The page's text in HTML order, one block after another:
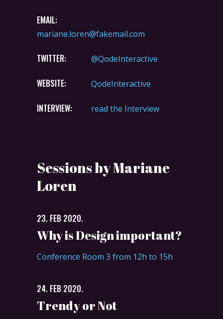
EMAIL:
mariane.loren@fakemail.com
TWITTER: @QodeInteractive
WEBSITE: QodeInteractive
INTERVIEW: read the Interview
Sessions by Mariane
Loren
23. FEB 2020.
Why is Design important?
Conference Room 3 from 12h to 15h
24. FEB 2020.
Trendy or Not